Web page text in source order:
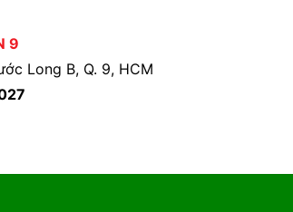
9
Long B, Q. 9, HCM